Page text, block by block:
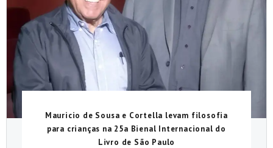
Mauricio de Sousa e Cortella levam filosofia
para crianças na 25a Bienal Internacional do
Livro de São Paulo